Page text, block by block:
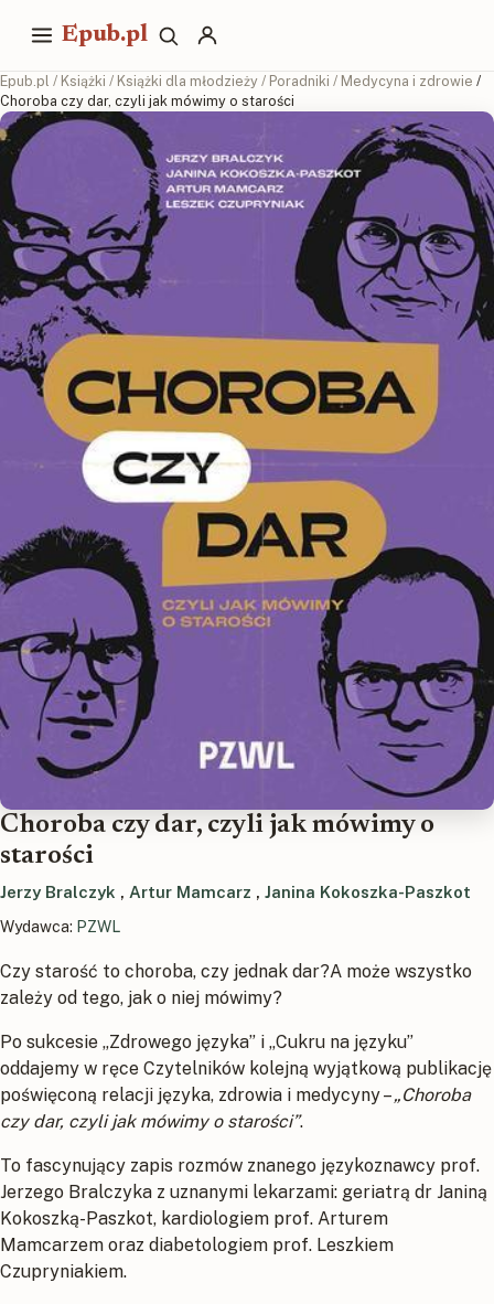
Epub.pl
Epub.pl / Książki / Książki dla młodzieży / Poradniki / Medycyna i zdrowie /
Choroba czy dar, czyli jak mówimy o starości
Choroba czy dar, czyli jak mówimy o
starości
Jerzy Bralczyk , Artur Mamcarz , Janina Kokoszka-Paszkot
Wydawca: PZWL
Czy starość to choroba, czy jednak dar?A może wszystko
zależy od tego, jak o niej mówimy?
Po sukcesie „Zdrowego języka” i „Cukru na języku”
oddajemy w ręce Czytelników kolejną wyjątkową publikację
poświęconą relacji języka, zdrowia i medycyny –„Choroba
czy dar, czyli jak mówimy o starości”.
To fascynujący zapis rozmów znanego językoznawcy prof.
Jerzego Bralczyka z uznanymi lekarzami: geriatrą dr Janiną
Kokoszką-Paszkot, kardiologiem prof. Arturem
Mamcarzem oraz diabetologiem prof. Leszkiem
Czupryniakiem.